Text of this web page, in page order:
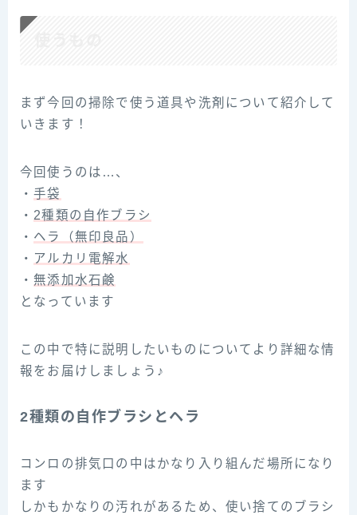
まず今回の掃除で使う道具や洗剤について紹介して
いきます！
今回使うのは…、
・手袋
・ 2種類の自作ブラシ
・ ヘラ（無印良品）
・ アルカリ電解水
・無添加水石鹸
となっています
この中で特に説明したいものについてより詳細な情
報をお届けしましょう♪
2種類の自作ブラシとヘラ
コンロの排気口の中はかなり入り組んだ場所になり
ます
しかもかなりの汚れがあるため、使い捨てのブラシ